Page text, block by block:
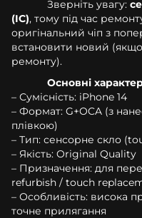
Зверніть увагу:
(IC), тому під час
оригінальний чіп з
встановити новий
ремонту).
Основні
– Сумісність: iPhone 14
– Формат: G+OCA (з
плівкою)
– Тип: сенсорне скло
– Якість: Original Quality
– Призначення: для
refurbish / touch
– Особливість: висока
точне прилягання